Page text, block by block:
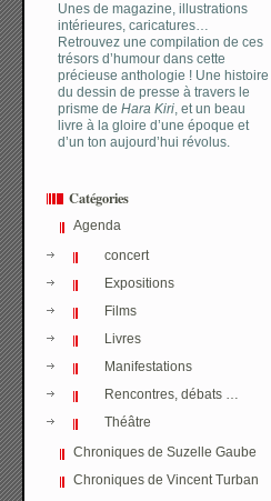
Unes de magazine, illustrations
intérieures, caricatures…
Retrouvez une compilation de ces
trésors d’humour dans cette
précieuse anthologie ! Une histoire
du dessin de presse à travers le
prisme de Hara Kiri, et un beau
livre à la gloire d’une époque et
d’un ton aujourd’hui révolus.
Catégories
Agenda
concert
Expositions
Films
Livres
Manifestations
Rencontres, débats …
Théâtre
Chroniques de Suzelle Gaube
Chroniques de Vincent Turban